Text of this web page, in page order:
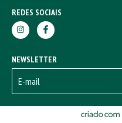
REDES SOCIAIS
NEWSLETTER